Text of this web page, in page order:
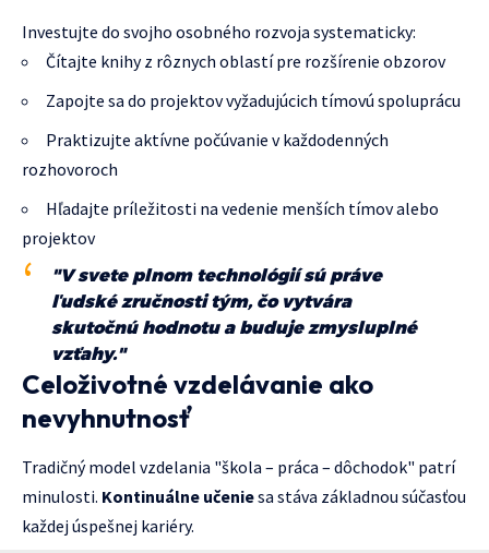
Investujte do svojho osobného rozvoja systematicky:
Čítajte knihy z rôznych oblastí pre rozšírenie obzorov
Zapojte sa do projektov vyžadujúcich tímovú spoluprácu
Praktizujte aktívne počúvanie v každodenných
rozhovoroch
Hľadajte príležitosti na vedenie menších tímov alebo
projektov
"V svete plnom technológií sú práve
ľudské zručnosti tým, čo vytvára
skutočnú hodnotu a buduje zmysluplné
vzťahy."
Celoživotné vzdelávanie ako
nevyhnutnosť
Tradičný model vzdelania "škola – práca – dôchodok" patrí
minulosti. Kontinuálne učeniesa stáva základnou súčasťou
každej úspešnej kariéry.